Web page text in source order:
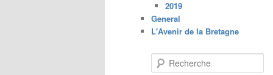
2019
General
L'Avenir de la Bretagne
e